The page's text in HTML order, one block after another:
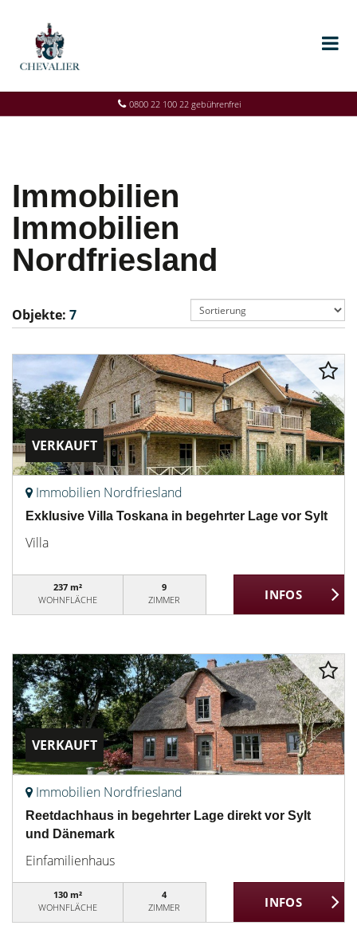
0800 22 100 22 gebührenfrei
Immobilien
Immobilien
Nordfriesland
Objekte: 7
VERKAUFT
Immobilien Nordfriesland
Exklusive Villa Toskana in begehrter Lage vor Sylt
Villa
237 m²
WOHNFLÄCHE
9
ZIMMER
VERKAUFT
Immobilien Nordfriesland
Reetdachhaus in begehrter Lage direkt vor Sylt
und Dänemark
Einfamilienhaus
130 m²
WOHNFLÄCHE
4
ZIMMER